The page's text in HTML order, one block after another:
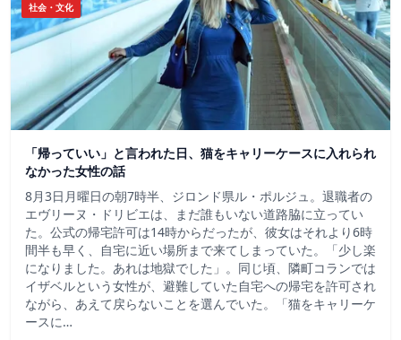
社会・文化
「帰っていい」と言われた日、猫をキャリーケースに入れられ
なかった女性の話
8月3日月曜日の朝7時半、ジロンド県ル・ポルジュ。退職者の
エヴリーヌ・ドリビエは、まだ誰もいない道路脇に立ってい
た。公式の帰宅許可は14時からだったが、彼女はそれより6時
間半も早く、自宅に近い場所まで来てしまっていた。「少し楽
になりました。あれは地獄でした」。同じ頃、隣町コランでは
イザベルという女性が、避難していた自宅への帰宅を許可され
ながら、あえて戻らないことを選んでいた。「猫をキャリーケ
ースに…